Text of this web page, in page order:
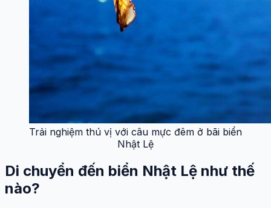
Trải nghiệm thú vị với câu mực đêm ở bãi biển
Nhật Lệ
Di chuyển đến biển Nhật Lệ như thế
nào?